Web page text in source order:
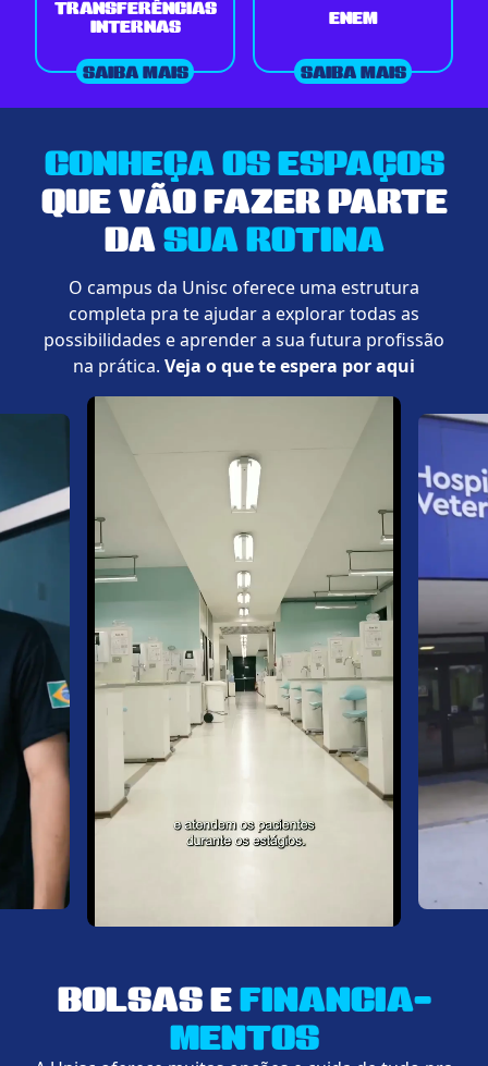
TRANSFERÊNCIAS
INTERNAS
SAIBA MAIS
ENEM
SAIBA MAIS
CONHEÇA OS ESPAÇOS
QUE VÃO FAZER PARTE
DASUA ROTINA
O campus da Unisc oferece uma estrutura
completa pra te ajudar a explorar todas as
possibilidades e aprender a sua futura profissão
na prática. Veja o que te espera por aqui
BOLSAS EFINANCIA­
MENTOS